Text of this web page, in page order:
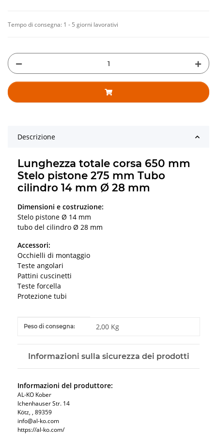
Tempo di consegna: 1 - 5 giorni lavorativi
Descrizione
Lunghezza totale corsa 650 mm
Stelo pistone 275 mm Tubo
cilindro 14 mm Ø 28 mm
Dimensioni e costruzione:
Stelo pistone Ø 14 mm
tubo del cilindro Ø 28 mm
Accessori:
Occhielli di montaggio
Teste angolari
Pattini cuscinetti
Teste forcella
Protezione tubi
#productDetails.itemInformation#
#productDetails.itemValue#
Peso di consegna: 2,00 Kg
Informazioni sulla sicurezza dei prodotti
Informazioni del produttore:
AL-KO Kober
Ichenhauser Str. 14
Kötz, , 89359
info@al-ko.com
https://al-ko.com/